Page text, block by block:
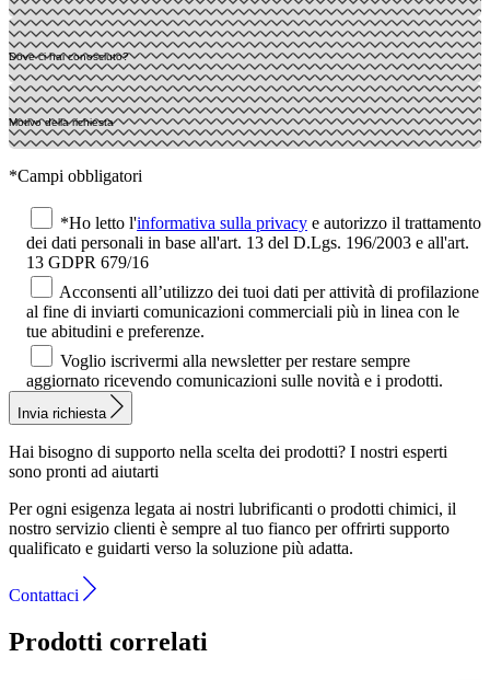
*Campi obbligatori
*Ho letto l'informativa sulla privacy e autorizzo il trattamento
dei dati personali in base all'art. 13 del D.Lgs. 196/2003 e all'art.
13 GDPR 679/16
Acconsenti all’utilizzo dei tuoi dati per attività di profilazione
al fine di inviarti comunicazioni commerciali più in linea con le
tue abitudini e preferenze.
Voglio iscrivermi alla newsletter per restare sempre
aggiornato ricevendo comunicazioni sulle novità e i prodotti.
Invia richiesta
Hai bisogno di supporto nella scelta dei prodotti? I nostri esperti
sono pronti ad aiutarti
Per ogni esigenza legata ai nostri lubrificanti o prodotti chimici, il
nostro servizio clienti è sempre al tuo fianco per offrirti supporto
qualificato e guidarti verso la soluzione più adatta.
Contattaci
Prodotti correlati